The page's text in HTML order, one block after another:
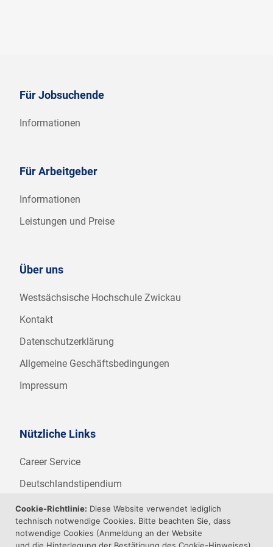
Für Jobsuchende
Informationen
Für Arbeitgeber
Informationen
Leistungen und Preise
Über uns
Westsächsische Hochschule Zwickau
Kontakt
Datenschutzerklärung
Allgemeine Geschäftsbedingungen
Impressum
Nützliche Links
Career Service
Deutschlandstipendium
WHZ Firmenstipendium
Weitere Angebote der WHZ
Cookie-Richtlinie: Diese Website verwendet lediglich
technisch notwendige Cookies. Bitte beachten Sie, dass
notwendige Cookies (Anmeldung an der Website